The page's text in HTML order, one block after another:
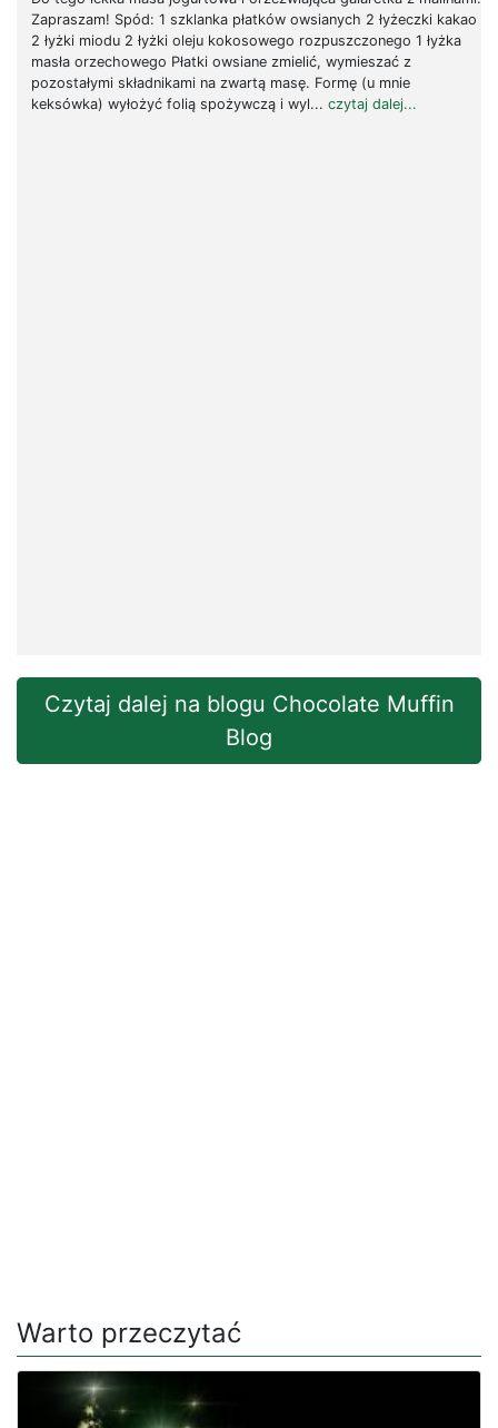
Zapraszam! Spód: 1 szklanka płatków owsianych 2 łyżeczki kakao
2 łyżki miodu 2 łyżki oleju kokosowego rozpuszczonego 1 łyżka
masła orzechowego Płatki owsiane zmielić, wymieszać z
pozostałymi składnikami na zwartą masę. Formę (u mnie
keksówka) wyłożyć folią spożywczą i wyl... czytaj dalej...
Czytaj dalej na blogu Chocolate Muffin
Blog
Warto przeczytać